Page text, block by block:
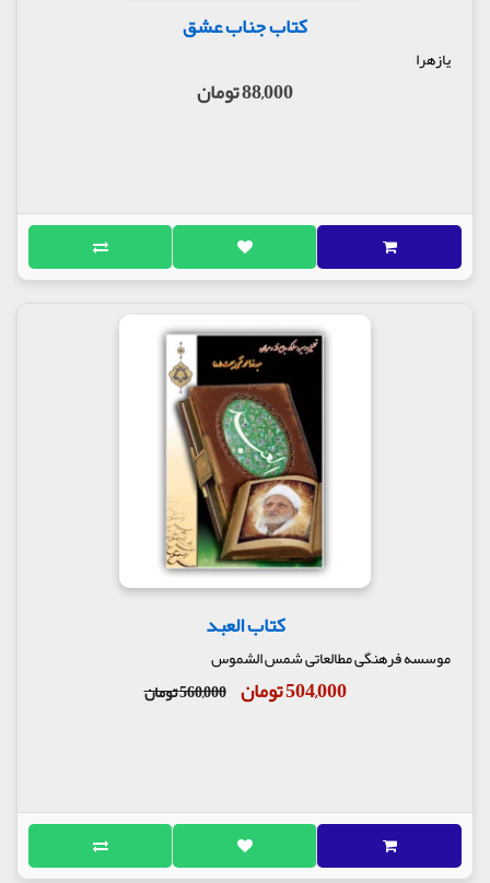
کتاب جناب عشق
یازهرا
88,000 تومان
کتاب العبد
موسسه فرهنگی مطالعاتی شمس الشموس
504,000 تومان 560,000 تومان